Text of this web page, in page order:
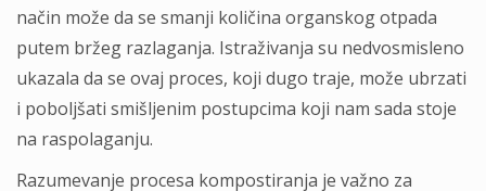
način može da se smanji količina organskog otpada
putem bržeg razlaganja. Istraživanja su nedvosmisleno
ukazala da se ovaj proces, koji dugo traje, može ubrzati
i poboljšati smišljenim postupcima koji nam sada stoje
na raspolaganju.
Razumevanje procesa kompostiranja je važno za